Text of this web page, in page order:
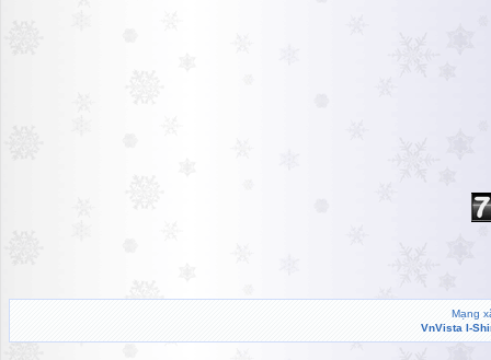
Mạng
VnVista I-